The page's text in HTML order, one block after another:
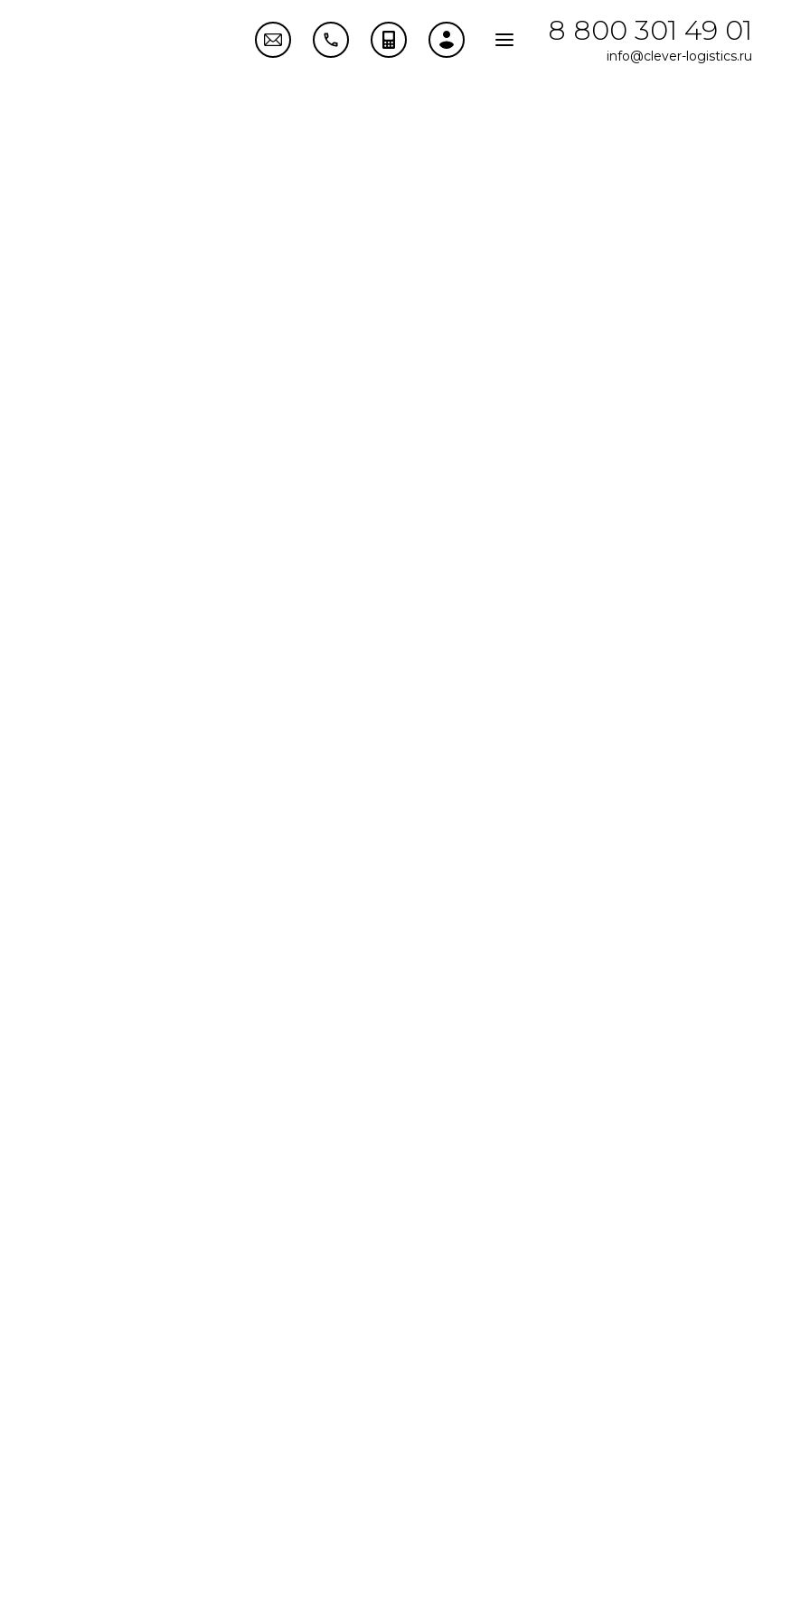
8 800 301 49 01
info@clever-logistics.ru